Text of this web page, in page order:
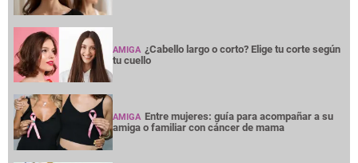
AMIGA ¿Cabello largo o corto? Elige tu corte según
tu cuello
AMIGA Entre mujeres: guía para acompañar a su
amiga o familiar con cáncer de mama